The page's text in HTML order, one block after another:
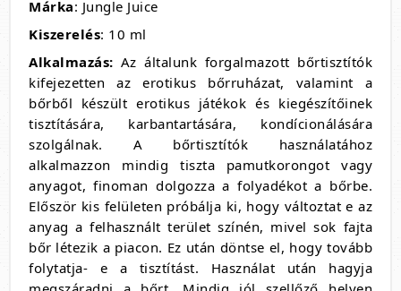
Márka: Jungle Juice
Kiszerelés: 10 ml
Alkalmazás: Az általunk forgalmazott bőrtisztítók
kifejezetten az erotikus bőrruházat, valamint a
bőrből készült erotikus játékok és kiegészítőinek
tisztítására, karbantartására, kondícionálására
szolgálnak. A bőrtisztítók használatához
alkalmazzon mindig tiszta pamutkorongot vagy
anyagot, finoman dolgozza a folyadékot a bőrbe.
Először kis felületen próbálja ki, hogy változtat e az
anyag a felhasznált terület színén, mivel sok fajta
bőr létezik a piacon. Ez után döntse el, hogy tovább
folytatja- e a tisztítást. Használat után hagyja